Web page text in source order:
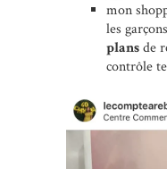
mon
les
plansde
contrôle